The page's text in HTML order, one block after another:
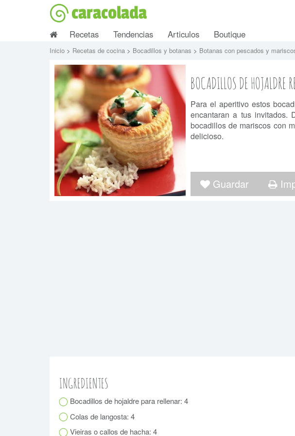
caracolada
Recetas Tendencias Articulos Boutique
Inicio > Recetas de cocina > Bocadillos y botanas > Botanas con pescados y
BOCADILLOS DE HOJALDRE
Para el aperitivo estos
encantaran a tus invitados.
bocadillos de mariscos con
delicioso.
Guardar
INGREDIENTES
Bocadillos de hojaldre para rellenar: 4
Colas de langosta: 4
Vieiras o callos de hacha: 4